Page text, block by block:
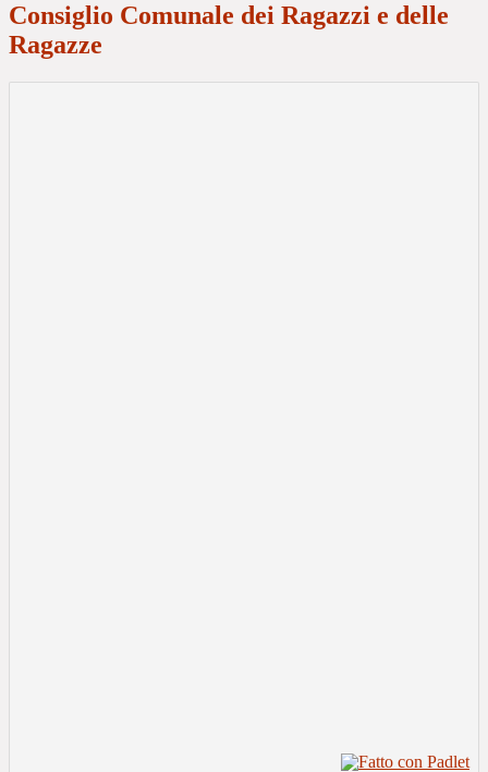
Consiglio Comunale dei Ragazzi e delle
Ragazze